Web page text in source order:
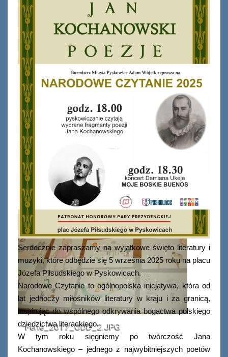
Ferie_2017_ODD_1.JPG
Ferie_2017_ODD_2.JPG
Serdecznie zapraszamy na wyjątkowe święto literatury i
muzyki, które odbędzie się 5 września 2025 roku na placu
Józefa Piłsudskiego w Pyskowicach.
Narodowe Czytanie to ogólnopolska inicjatywa, która od
lat jednoczy miłośników literatury w kraju i za granicą,
inspirując do wspólnego odkrywania bogactwa polskiego
dziedzictwa literackiego.
W tym roku sięgniemy po twórczość Jana
Kochanowskiego – jednego z najwybitniejszych poetów